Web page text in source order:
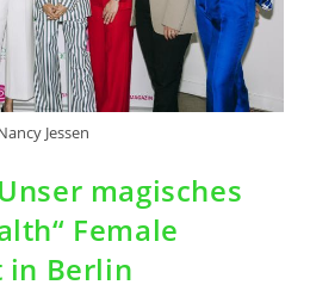
Jessen
magisches
Female
in Berlin